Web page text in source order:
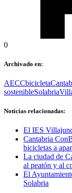
0
Archivado en:
AECCbicicleta
sostenibleSolabria
Noticias relacionadas:
El IES
Cantabria
bicicletas a
La ciudad de
al peatón y al
El
Solabria